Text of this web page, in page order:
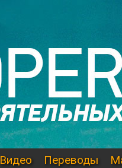
Видео Переводы